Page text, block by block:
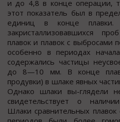
и до 4,8 в конце операции,
этот показатель был в
единиц в конце плавки.
закристаллизовавшихся
плавок и плавок с выбросами
особенно в периодах
содержались частицы
до 8—10 мм. В конце
продувки) в шлаке явных
Однако шлаки вы-глядели
свидетельствует о
Шлаки сравнительных плавок